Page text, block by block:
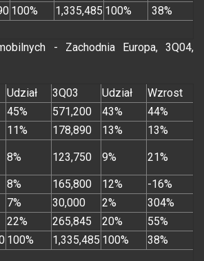
100% 1,335,485 100%
38%
- Zachodnia Europa, 3Q04,
Udział 3Q03 Udział
Wzrost
45% 571,200 43%
44%
11% 178,890 13%
13%
8% 123,750 9% 21%
8% 165,800 12%
-16%
7% 30,000 2%
304%
22% 265,845 20%
55%
100% 1,335,485 100%
38%